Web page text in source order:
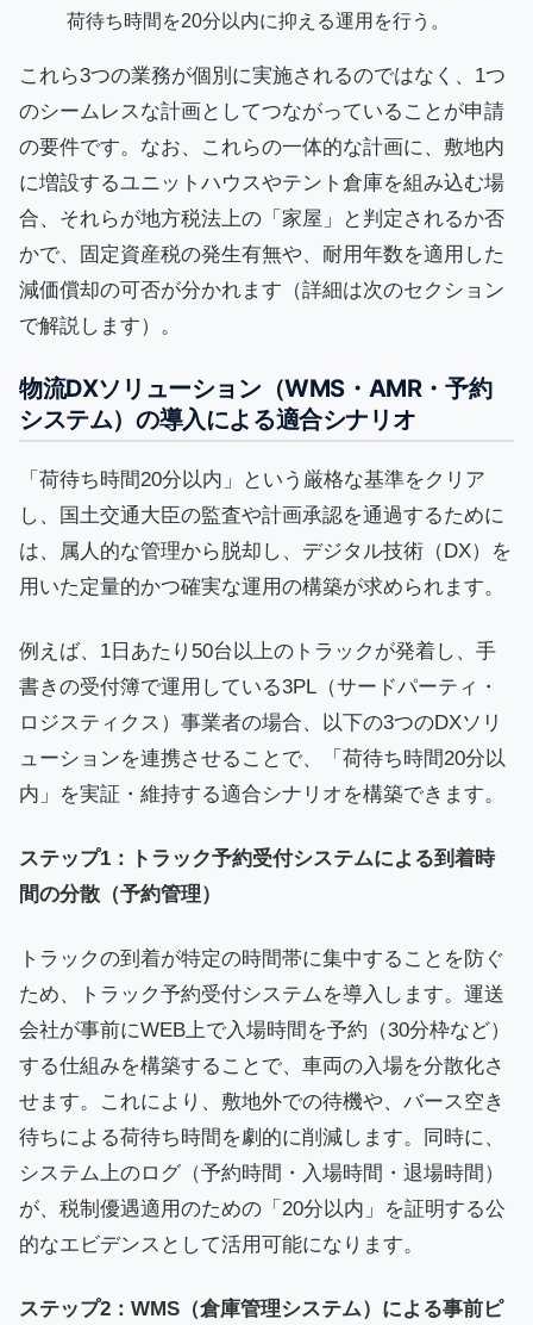
荷待ち時間を20分以内に抑える運用を行う。
これら3つの業務が個別に実施されるのではなく、1つ
のシームレスな計画としてつながっていることが申請
の要件です。なお、これらの一体的な計画に、敷地内
に増設するユニットハウスやテント倉庫を組み込む場
合、それらが地方税法上の「家屋」と判定されるか否
かで、固定資産税の発生有無や、耐用年数を適用した
減価償却の可否が分かれます（詳細は次のセクション
で解説します）。
物流DXソリューション（WMS・AMR・予約
システム）の導入による適合シナリオ
「荷待ち時間20分以内」という厳格な基準をクリア
し、国土交通大臣の監査や計画承認を通過するために
は、属人的な管理から脱却し、デジタル技術（DX）を
用いた定量的かつ確実な運用の構築が求められます。
例えば、1日あたり50台以上のトラックが発着し、手
書きの受付簿で運用している3PL（サードパーティ・
ロジスティクス）事業者の場合、以下の3つのDXソリ
ューションを連携させることで、「荷待ち時間20分以
内」を実証・維持する適合シナリオを構築できます。
ステップ1：トラック予約受付システムによる到着時
間の分散（予約管理）
トラックの到着が特定の時間帯に集中することを防ぐ
ため、トラック予約受付システムを導入します。運送
会社が事前にWEB上で入場時間を予約（30分枠など）
する仕組みを構築することで、車両の入場を分散化さ
せます。これにより、敷地外での待機や、バース空き
待ちによる荷待ち時間を劇的に削減します。同時に、
システム上のログ（予約時間・入場時間・退場時間）
が、税制優遇適用のための「20分以内」を証明する公
的なエビデンスとして活用可能になります。
ステップ2：WMS（倉庫管理システム）による事前ピ